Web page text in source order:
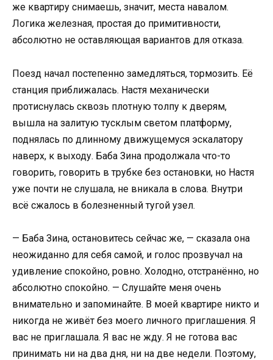
же квартиру снимаешь, значит, места навалом.
Логика железная, простая до примитивности,
абсолютно не оставляющая вариантов для отказа.
Поезд начал постепенно замедляться, тормозить. Её
станция приближалась. Настя механически
протиснулась сквозь плотную толпу к дверям,
вышла на залитую тусклым светом платформу,
поднялась по длинному движущемуся эскалатору
наверх, к выходу. Баба Зина продолжала что-то
говорить, говорить в трубке без остановки, но Настя
уже почти не слушала, не вникала в слова. Внутри
всё сжалось в болезненный тугой узел.
— Баба Зина, остановитесь сейчас же, — сказала она
неожиданно для себя самой, и голос прозвучал на
удивление спокойно, ровно. Холодно, отстранённо, но
абсолютно спокойно. — Слушайте меня очень
внимательно и запоминайте. В моей квартире никто и
никогда не живёт без моего личного приглашения. Я
вас не приглашала. Я вас не жду. Я не готова вас
принимать ни на два дня, ни на две недели. Поэтому,